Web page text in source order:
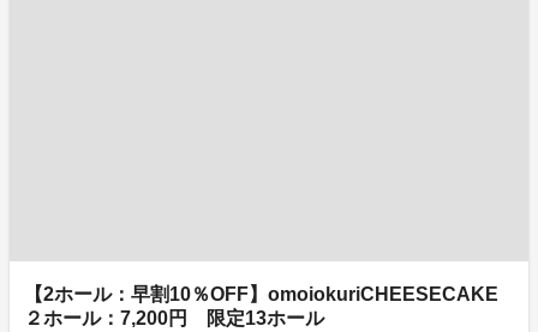
【2ホール：早割10％OFF】omoiokuriCHEESECAKE
２ホール：7,200円 限定13ホール